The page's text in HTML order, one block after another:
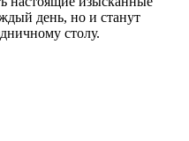
день, но и станут
столу.